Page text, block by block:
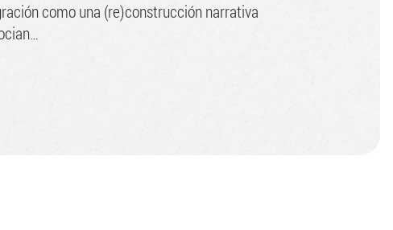
como una (re)construcción narrativa